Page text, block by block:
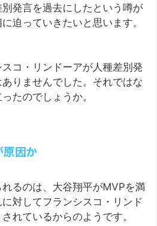
発言を過去にしたという噂が
迫っていきたいと思います。
コ・リンドーアが人種差別発
りませんでした。それではな
たのでしょうか。
原因か
るのは、大谷翔平がMVPを満
対してフランシスコ・リンド
れているからのようです。